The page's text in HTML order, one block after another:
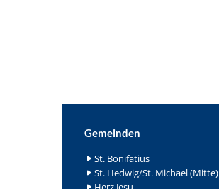
Gemeinden
St. Bonifatius
St. Hedwig/St. Michael (Mitte)